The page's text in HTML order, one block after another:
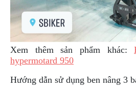
Xem thêm sản phẩm khác:
hypermotard 950
Hướng dẫn sử dụng ben nâng 3